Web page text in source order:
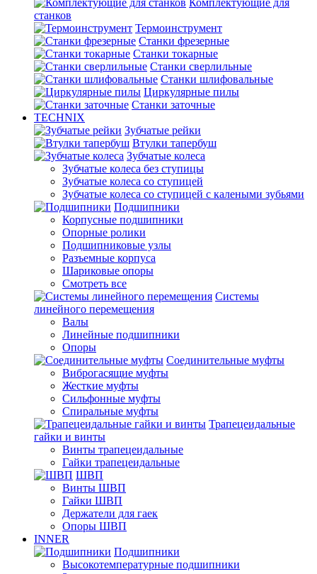
Комплектующие для
станков
Термоинструмент
Станки фрезерные
Станки токарные
Станки сверлильные
Станки шлифовальные
Циркулярные пилы
Станки заточные
TECHNIX
Зубчатые рейки
Втулки тапербуш
Зубчатые колеса
Зубчатые колеса без ступицы
Зубчатые колеса со ступицей
Зубчатые колеса со ступицей с калеными зубьями
Подшипники
Корпусные подшипники
Опорные ролики
Подшипниковые узлы
Разъемные корпуса
Шариковые опоры
Смотреть все
Системы
линейного перемещения
Валы
Линейные подшипники
Опоры
Соединительные муфты
Виброгасящие муфты
Жесткие муфты
Сильфонные муфты
Спиральные муфты
Трапецеидальные
гайки и винты
Винты трапецеидальные
Гайки трапецеидальные
ШВП
Винты ШВП
Гайки ШВП
Держатели для гаек
Опоры ШВП
INNER
Подшипники
Высокотемпературные подшипники